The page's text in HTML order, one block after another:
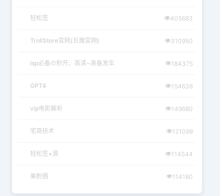
轻松签 405683
TrollStore官网(巨魔官网) 310950
lsp必备の秒开、高清~准备发车 184375
GPT4 154638
vip电影解析 149680
宅哥技术 121099
轻松签+源 114544
果粉圈 114180